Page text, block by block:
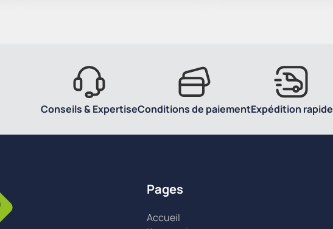
Conseils & ExpertiseConditions de paiementExpédition rapide
Pages
Accueil